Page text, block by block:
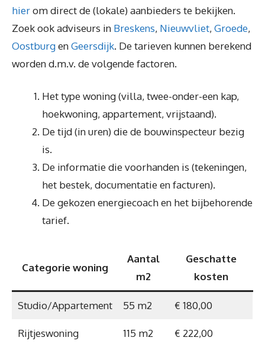
hierom direct de (lokale) aanbieders te bekijken.
Zoek ook adviseurs in Breskens, Nieuwvliet, Groede,
OostburgenGeersdijk. De tarieven kunnen berekend
worden d.m.v. de volgende factoren.
Het type woning (villa, twee-onder-een kap,
hoekwoning, appartement, vrijstaand).
De tijd (in uren) die de bouwinspecteur bezig
is.
De informatie die voorhanden is (tekeningen,
het bestek, documentatie en facturen).
De gekozen energiecoach en het bijbehorende
tarief.
Categorie woning
Aantal
m2
Geschatte
kosten
Studio/Appartement 55 m2 € 180,00
Rijtjeswoning 115 m2 € 222,00